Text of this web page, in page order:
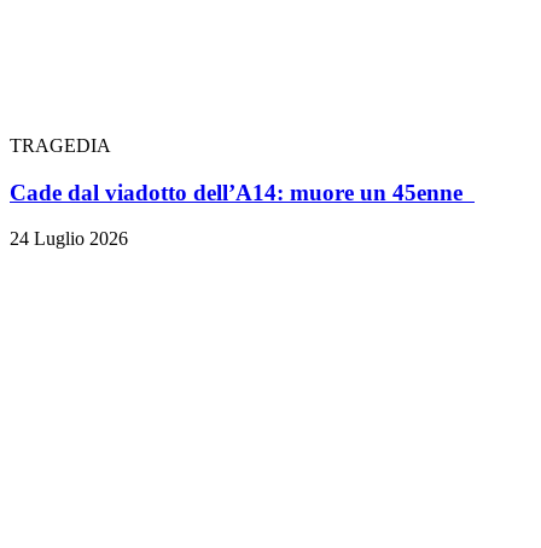
TRAGEDIA
Cade dal viadotto dell’A14: muore un 45enne
24 Luglio 2026